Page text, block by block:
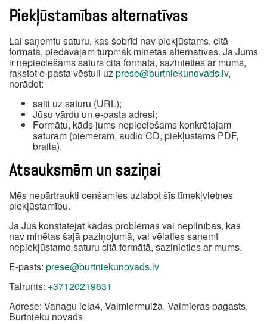
Piekļūstamības alternatīvas
Lai saņemtu saturu, kas šobrīd nav piekļūstams, citā
formātā, piedāvājam turpmāk minētās alternatīvas. Ja Jums
ir nepieciešams saturs citā formātā, sazinieties ar mums,
rakstot e-pasta vēstuli uzprese@burtniekunovads.lv,
norādot:
saiti uz saturu (URL);
Jūsu vārdu un e-pasta adresi;
Formātu, kāds jums nepieciešams konkrētajam
saturam (piemēram, audio CD, piekļūstams PDF,
braila).
Atsauksmēm un saziņai
Mēs nepārtraukti cenšamies uzlabot šīs tīmekļvietnes
piekļūstamību.
Ja Jūs konstatējat kādas problēmas vai nepilnības, kas
nav minētas šajā paziņojumā, vai vēlaties saņemt
nepiekļūstamo saturu citā formātā, sazinieties ar mums.
E-pasts: prese@burtniekunovads.lv
Tālrunis: +37120219631
Adrese: Vanagu iela4, Valmiermuiža, Valmieras pagasts,
Burtnieku novads